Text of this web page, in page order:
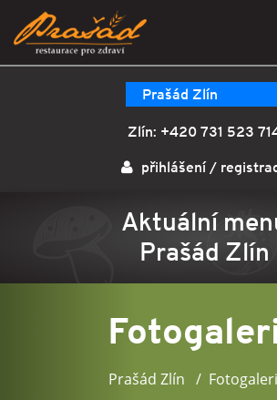
Prašád Zlín
Zlín: +420 731 523
přihlášení/
Aktuální
Prašád Zlín
Prašád Zlín